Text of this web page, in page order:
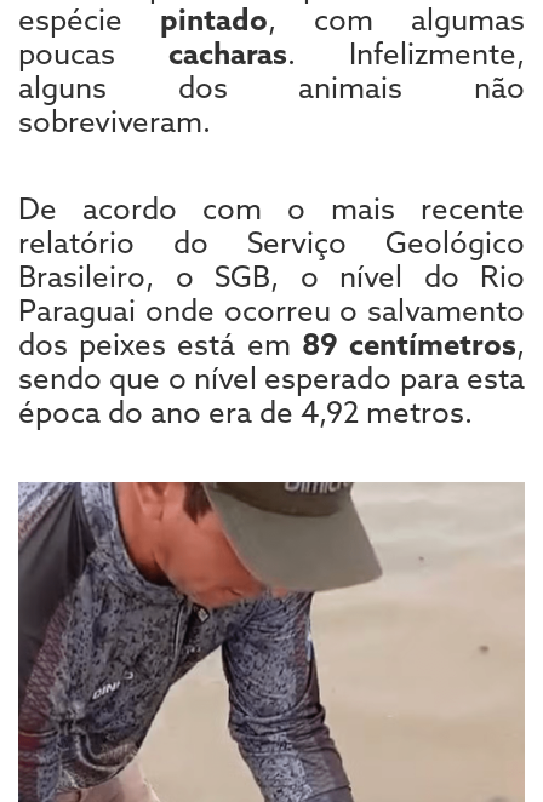
espécie pintado, com algumas
poucas cacharas. Infelizmente,
alguns dos animais não
sobreviveram.
De acordo com o mais recente
relatório do Serviço Geológico
Brasileiro, o SGB, o nível do Rio
Paraguai onde ocorreu o salvamento
dos peixes está em 89 centímetros,
sendo que o nível esperado para esta
época do ano era de 4,92 metros.